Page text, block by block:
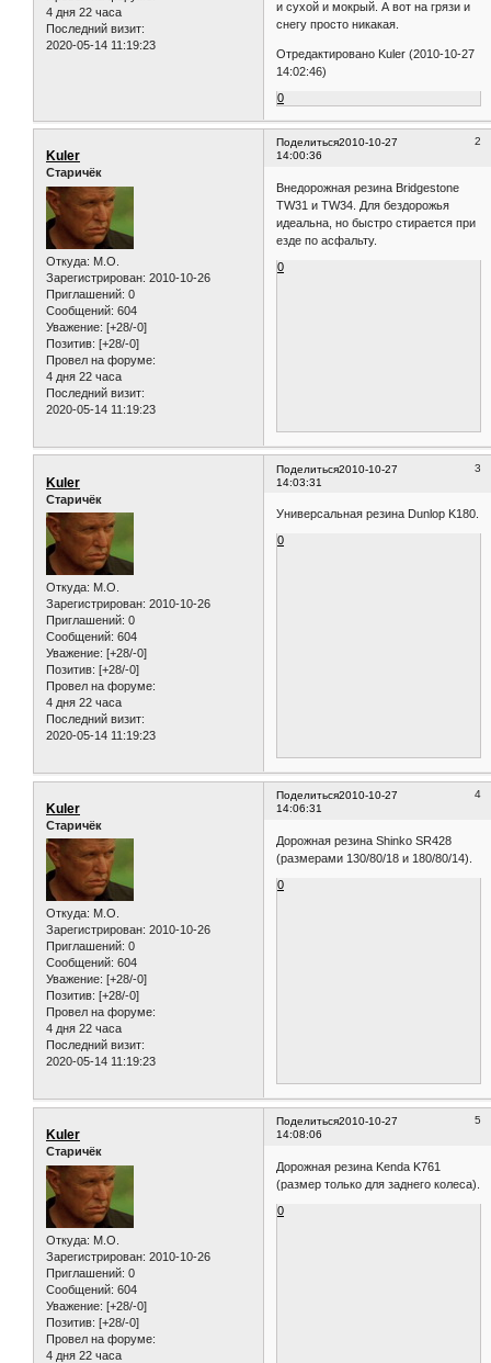
4 дня 22 часа
Последний визит:
2020-05-14 11:19:23
и сухой и мокрый. А вот на грязи и
снегу просто никакая.
Отредактировано Kuler (2010-10-27
14:02:46)
0
Поделиться 2
2010-10-27
14:00:36
Kuler
Старичёк
Откуда: M.O.
Зарегистрирован: 2010-10-26
Приглашений: 0
Сообщений: 604
Уважение: [+28/-0]
Позитив: [+28/-0]
Провел на форуме:
4 дня 22 часа
Последний визит:
2020-05-14 11:19:23
Внедорожная резина Bridgestone
TW31 и TW34. Для бездорожья
идеальна, но быстро стирается при
езде по асфальту.
0
Поделиться 3
2010-10-27
14:03:31
Kuler
Старичёк
Откуда: M.O.
Зарегистрирован: 2010-10-26
Приглашений: 0
Сообщений: 604
Уважение: [+28/-0]
Позитив: [+28/-0]
Провел на форуме:
4 дня 22 часа
Последний визит:
2020-05-14 11:19:23
Универсальная резина Dunlop K180.
0
Поделиться 4
2010-10-27
14:06:31
Kuler
Старичёк
Откуда: M.O.
Зарегистрирован: 2010-10-26
Приглашений: 0
Сообщений: 604
Уважение: [+28/-0]
Позитив: [+28/-0]
Провел на форуме:
4 дня 22 часа
Последний визит:
2020-05-14 11:19:23
Дорожная резина Shinko SR428
(размерами 130/80/18 и 180/80/14).
0
Поделиться 5
2010-10-27
14:08:06
Kuler
Старичёк
Откуда: M.O.
Зарегистрирован: 2010-10-26
Приглашений: 0
Сообщений: 604
Уважение: [+28/-0]
Позитив: [+28/-0]
Провел на форуме:
4 дня 22 часа
Дорожная резина Kenda K761
(размер только для заднего колеса).
0